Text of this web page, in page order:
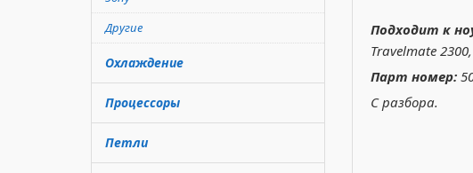
Другие
Охлаждение
Процессоры
Петли
Подходит к
Travelmate
Парт номер:
С разбора.